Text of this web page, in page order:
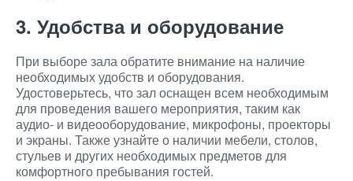
3. Удобства и оборудование
При выборе зала обратите внимание на наличие
необходимых удобств и оборудования.
Удостоверьтесь, что зал оснащен всем необходимым
для проведения вашего мероприятия, таким как
аудио- и видеооборудование, микрофоны, проекторы
и экраны. Также узнайте о наличии мебели, столов,
стульев и других необходимых предметов для
комфортного пребывания гостей.